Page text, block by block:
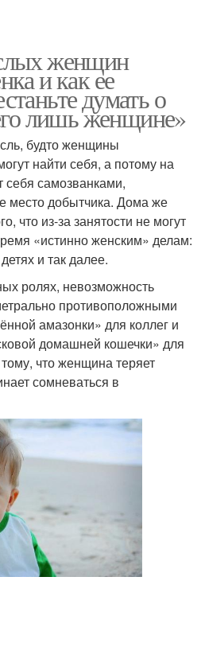
женщин
и как ее
думать о
лишь женщине»
будто женщины
найти себя, а потому на
себя самозванками,
место добытчика. Дома же
что из-за занятости не могут
«истинно женским» делам:
и так далее.
ролях, невозможность
противоположными
амазонки» для коллег и
домашней кошечки» для
что женщина теряет
сомневаться в